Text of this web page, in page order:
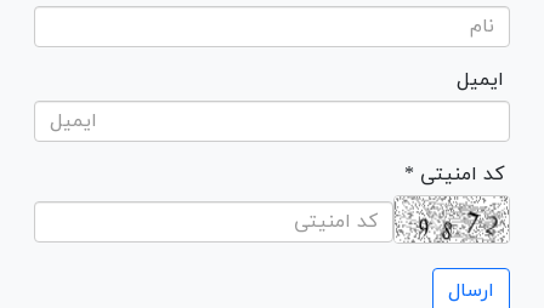
ایمیل
* کد امنیتی